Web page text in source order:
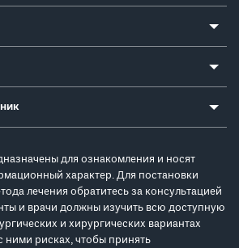
для ознакомления и носят
характер. Для постановки
лечения обратитесь за консультацией
и врачи должны изучить всю доступную
и хирургических вариантах
ними рисках, чтобы принять